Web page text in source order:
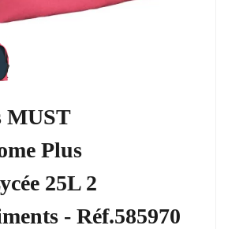
MUST
Plus
25L 2
- Réf.585970